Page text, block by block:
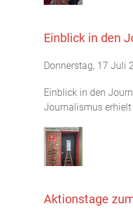
Einblick in den
Donnerstag, 17 Juli
Einblick in den
Journalismus erhielt
Aktionstage